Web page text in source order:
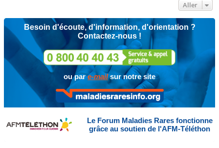
Aller
Besoin d'écoute, d'information, d'orientation ?
Contactez-nous !
ou pare-mailsur notre site
Le Forum Maladies Rares fonctionne
grâce au soutien de l'AFM-Téléthon